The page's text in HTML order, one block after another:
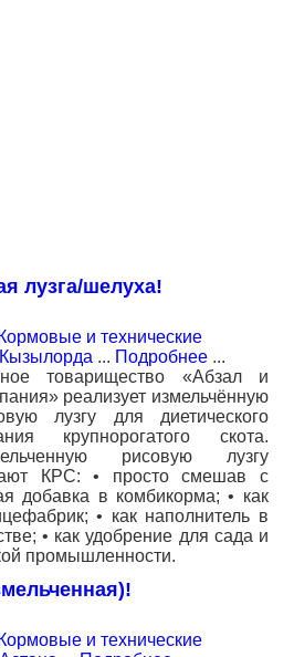
лузга/шелуха!
и технические
Кызылорда ... Подробнее ...
товарищество «Абзал и
реализует измельчённую
лузгу для диетического
крупнорогатого скота.
рисовую лузгу
КРС: • просто смешав с
добавка в комбикорма; • как
• как наполнитель в
• как удобрение для сада и
промышленности.
и технические